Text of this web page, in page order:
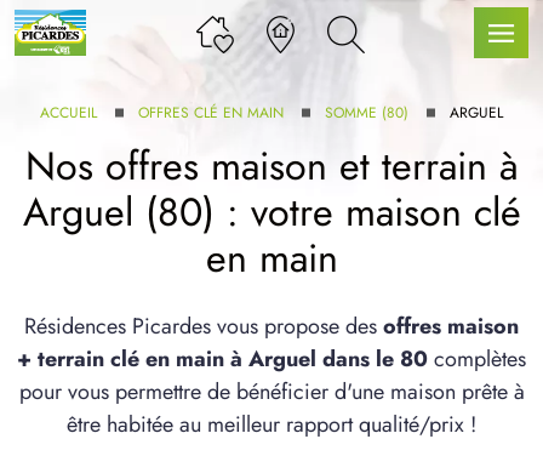
GAMME
SERVICE BDL EXTENSION
ACCUEIL OFFRES CLÉ EN MAIN SOMME (80) ARGUEL
Nos offres maison et terrain à
Arguel (80) : votre maison clé
en main
Résidences Picardes vous propose desoffres maison
+ terrain clé en main à Arguel dans le 80complètes
pour vous permettre de bénéficier d'une maison prête à
être habitée au meilleur rapport qualité/prix !